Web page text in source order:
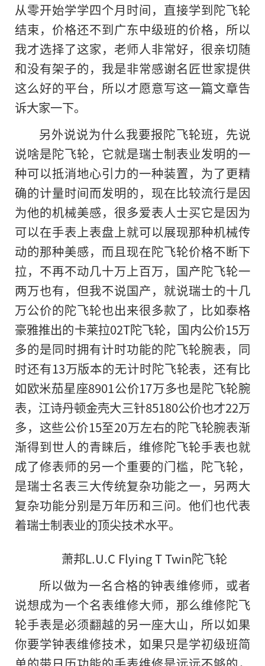
从零开始学学四个月时间，直接学到陀飞轮
结束，价格还不到广东中级班的价格，所以
我才选择了这家，老师人非常好，很亲切随
和没有架子的，我是非常感谢名匠世家提供
这么好的平台，所以才愿意写这一篇文章告
诉大家一下。
另外说说为什么我要报陀飞轮班，先说
说啥是陀飞轮，它就是瑞士制表业发明的一
种可以抵消地心引力的一种装置，为了更精
确的计量时间而发明的，现在比较流行是因
为他的机械美感，很多爱表人士买它是因为
可以在手表上表盘上就可以展现那种机械传
动的那种美感，而且现在陀飞轮价格不断下
拉，不再不动几十万上百万，国产陀飞轮一
两万也有，但我不说国产，就说瑞士的十几
万公价的陀飞轮也出来很多款了，比如泰格
豪雅推出的卡莱拉02T陀飞轮，国内公价15万
多的是同时拥有计时功能的陀飞轮腕表，同
时还有13万版本的无计时陀飞轮表，还有比
如欧米茄星座8901公价17万多也是陀飞轮腕
表，江诗丹顿金壳大三针85180公价也才22万
多，这些公价15至20万左右的陀飞轮腕表渐
渐得到世人的青睐后，维修陀飞轮手表也就
成了修表师的另一个重要的门槛，陀飞轮，
是瑞士名表三大传统复杂功能之一，另两大
复杂功能分别是万年历和三问。他们也代表
着瑞士制表业的顶尖技术水平。
萧邦L.U.C Flying T Twin陀飞轮
所以做为一名合格的钟表维修师，或者
说想成为一个名表维修大师，那么维修陀飞
轮手表是必须翻越的另一座大山，所以如果
你要学钟表维修技术，如果只是学初级班简